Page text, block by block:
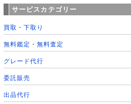
サービスカテゴリー
買取・下取り
無料鑑定・無料査定
グレード代行
委託販売
出品代行